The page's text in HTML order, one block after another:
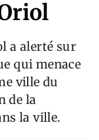
a alerté sur
qui menace
ville du
de la
la ville.